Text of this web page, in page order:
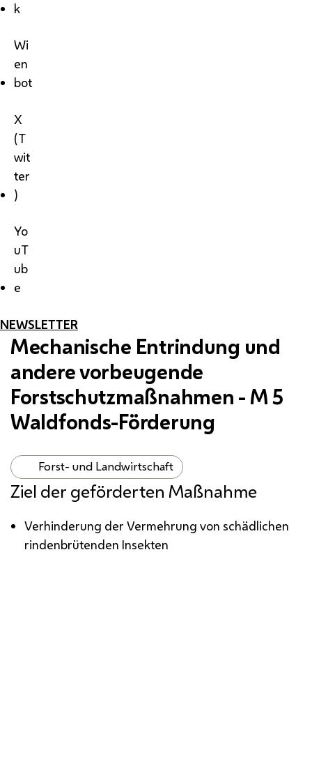
k
Wi
en
bot
X
(T
wit
ter
)
Yo
uT
ub
e
NEWSLETTER
Mechanische Entrindung und
andere vorbeugende
Forstschutzmaßnahmen - M5
Waldfonds-Förderung
Forst- und Landwirtschaft
Ziel der geförderten Maßnahme
Verhinderung der Vermehrung von schädlichen
rindenbrütenden Insekten